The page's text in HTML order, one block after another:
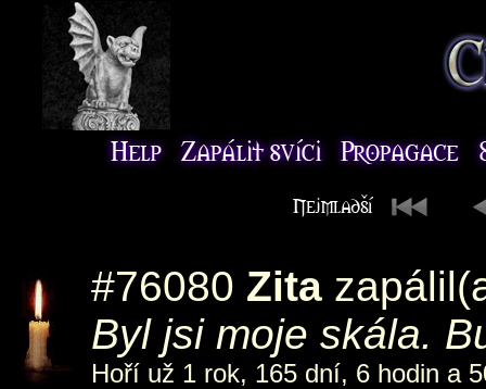
#76080 Zita
Byl jsi moje skála.
Hoří už 1 rok, 165 dní, 6 hodin a